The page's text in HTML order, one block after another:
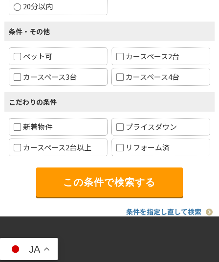
20分以内
条件・その他
ペット可
カースペース2台
カースペース3台
カースペース4台
こだわりの条件
新着物件
プライスダウン
カースペース2台以上
リフォーム済
条件を指定し直して検索
JA